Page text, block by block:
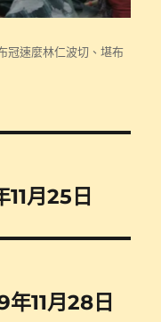
冠速麼林仁波切 、堪布
月25日
11月28日